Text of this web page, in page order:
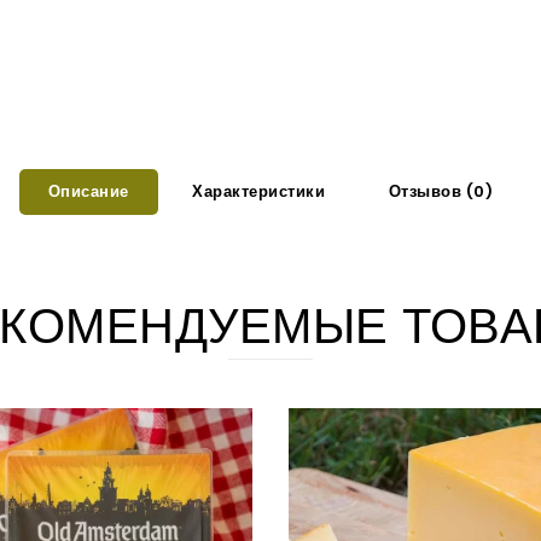
Описание Характеристики Отзывов (0)